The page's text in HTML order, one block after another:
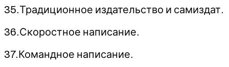
35.Традиционное издательство и самиздат.
36.Скоростное написание.
37.Командное написание.